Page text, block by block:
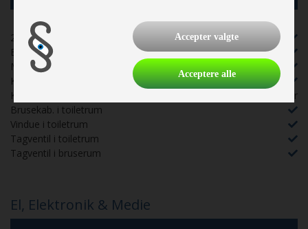
2 gasblus
Endekøkken
Mini-køkken
Køleskab
Køleskabsstørrelse
84 liter
Brusekab. i toiletrum
Vindue i toiletrum
Tagventil i toiletrum
Tagventil i bruserum
El, Elektronik & Medie